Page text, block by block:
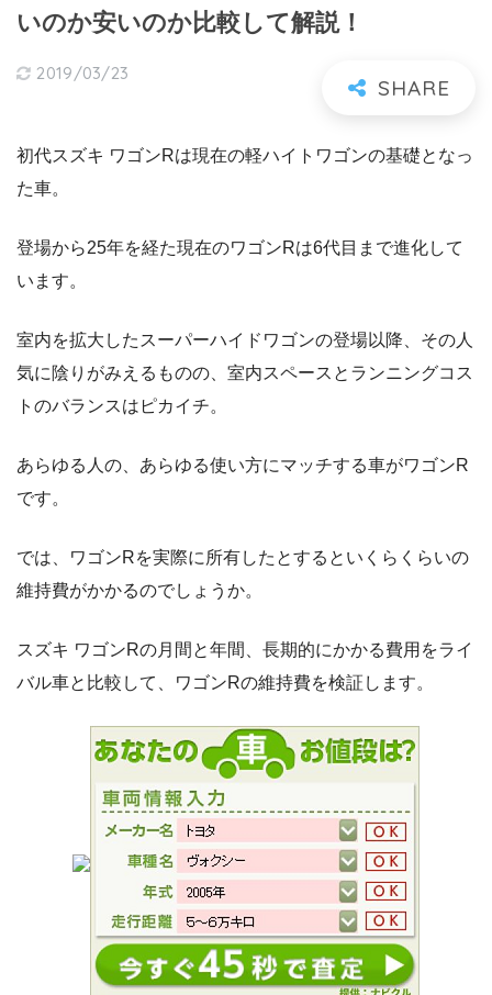
いのか安いのか比較して解説！
2019/03/23
初代スズキ ワゴンRは現在の軽ハイトワゴンの基礎となっ
た車。
登場から25年を経た現在のワゴンRは6代目まで進化して
います。
室内を拡大したスーパーハイドワゴンの登場以降、その人
気に陰りがみえるものの、室内スペースとランニングコス
トのバランスはピカイチ。
あらゆる人の、あらゆる使い方にマッチする車がワゴンR
です。
では、ワゴンRを実際に所有したとするといくらくらいの
維持費がかかるのでしょうか。
スズキ ワゴンRの月間と年間、長期的にかかる費用をライ
バル車と比較して、ワゴンRの維持費を検証します。